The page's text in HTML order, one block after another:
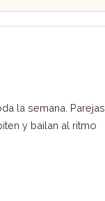
la semana. Parejas
y bailan al ritmo